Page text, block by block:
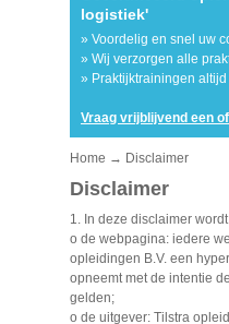
logistiek'
» Voordelig en snel uw
» Wij verzorgen alle
» Praktijktrainingen
Vraag vrijblijvend een
Home → Disclaimer
Disclaimer
1. In deze disclaimer
o de webpagina: iedere
opleidingen B.V. een
opneemt met de intentie
gelden;
o de uitgever: Tilstra